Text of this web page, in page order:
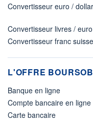
Convertisseur euro / dollar
Convertisseur livres / euro
Convertisseur franc
L'OFFRE
Banque en ligne
Compte bancaire en ligne
Carte bancaire